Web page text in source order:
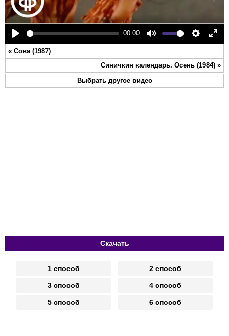
Play
00:00
Mute Settings
« Сова (1987)
Синичкин календарь. Осень (1984) »
Выбрать другое видео
Скачать
1 способ 2 способ
3 способ 4 способ
5 способ 6 способ